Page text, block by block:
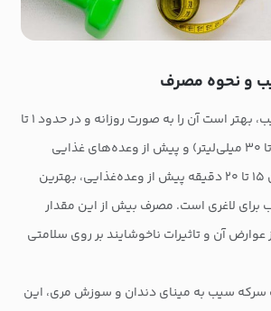
و نحوه مصرف
برای لاغری با سرکه سیب، بهتر است آن را به صورت روزانه و در حدود ۱ تا
۲ قاشق غذاخوری (۱۵ تا ۳۰ میلی‌لیتر) و پیش از وعده‌های غذایی
مصرف کنید. مصرف آن ۱۵ تا ۲۰ دقیقه پیش از وعده‌غذایی، بهترین
لاغری است. مصرف بیش از این مقدار
آن و تاثیرات ناخوشایند بر روی سلامتی
سرکه سیب به مینای دندان و سوزش مری، این